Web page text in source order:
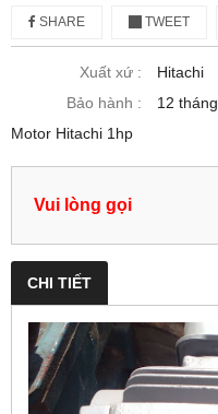
SHARE TWEET
Xuất xứ :
Hitachi
Bảo hành :
12 tháng
Motor Hitachi 1hp
Vui lòng gọi
CHI TIẾT